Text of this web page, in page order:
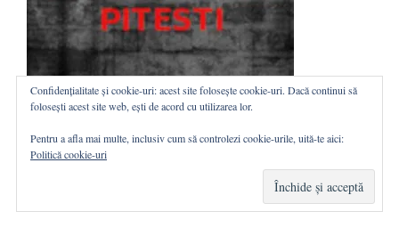
Confidențialitate și cookie-uri: acest site folosește cookie-uri. Dacă continui să
folosești acest site web, ești de acord cu utilizarea lor.
Pentru a afla mai multe, inclusiv cum să controlezi cookie-urile, uită-te aici:
Politică cookie-uri